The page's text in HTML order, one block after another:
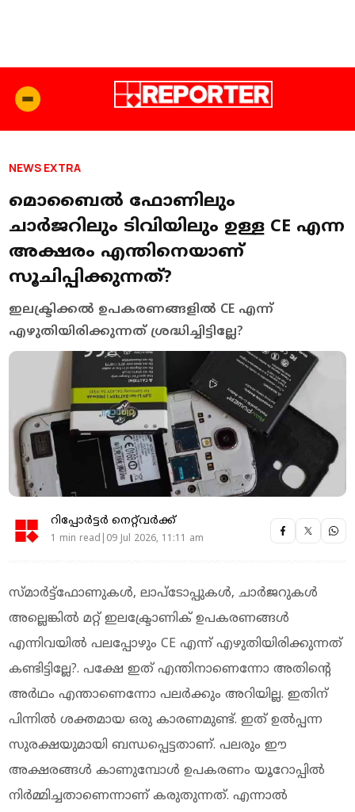
NEWS EXTRA
മൊബൈല്‍ ഫോണിലും
ചാര്‍ജറിലും ടിവിയിലും ഉള്ള CE എന്ന
അക്ഷരം എന്തിനെയാണ്
സൂചിപ്പിക്കുന്നത്?
ഇലക്ട്രിക്കല്‍ ഉപകരണങ്ങളില്‍ CE എന്ന്
എഴുതിയിരിക്കുന്നത് ശ്രദ്ധിച്ചിട്ടില്ലേ?
റിപ്പോർട്ടർ നെറ്റ്‌വര്‍ക്ക്‌
1 min read|09 Jul 2026, 11:11 am
സ്മാര്‍ട്ട്ഫോണുകള്‍, ലാപ്ടോപ്പുകള്‍, ചാര്‍ജറുകള്‍
അല്ലെങ്കില്‍ മറ്റ് ഇലക്ട്രോണിക് ഉപകരണങ്ങള്‍
എന്നിവയില്‍ പലപ്പോഴും CE എന്ന് എഴുതിയിരിക്കുന്നത്
കണ്ടിട്ടില്ലേ?. പക്ഷേ ഇത് എന്തിനാണെന്നോ അതിന്റെ
അര്‍ഥം എന്താണെന്നോ പലര്‍ക്കും അറിയില്ല. ഇതിന്
പിന്നില്‍ ശക്തമായ ഒരു കാരണമുണ്ട്. ഇത് ഉല്‍പ്പന്ന
സുരക്ഷയുമായി ബന്ധപ്പെട്ടതാണ്. പലരും ഈ
അക്ഷരങ്ങള്‍ കാണുമ്പോള്‍ ഉപകരണം യൂറോപ്പില്‍
നിര്‍മ്മിച്ചതാണെന്നാണ് കരുതുന്നത്. എന്നാല്‍